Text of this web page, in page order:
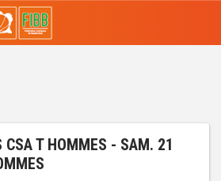
CSA T HOMMES - SAM. 21